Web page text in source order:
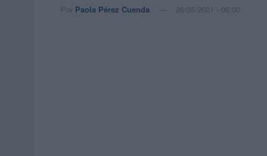
Por Paola Pérez Cuenda 28/05/2021 - 06:00